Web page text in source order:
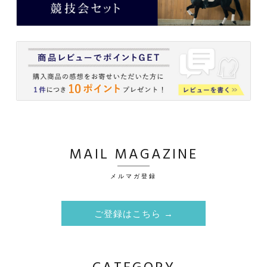
MAIL MAGAZINE
メルマガ登録
ご登録はこちら →